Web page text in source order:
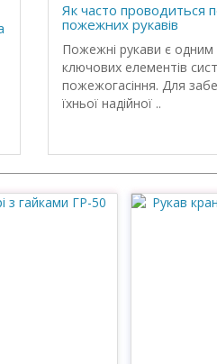
Як часто проводиться
пожежних рукавів
Пожежні рукави є одним
ключових елементів
пожежогасіння. Для
їхньої надійної ..